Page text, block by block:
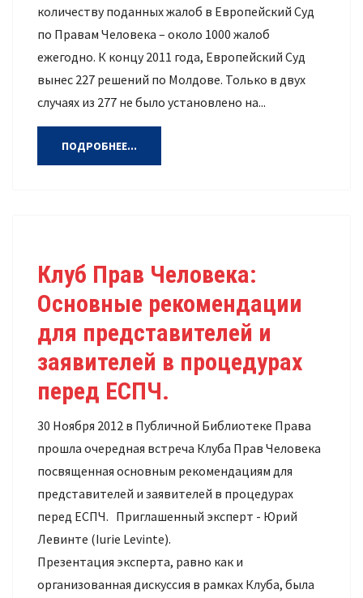
количеству поданных жалоб в Европейский Суд
по Правам Человека – около 1000 жалоб
ежегодно. К концу 2011 года, Европейский Суд
вынес 227 решений по Молдове. Только в двух
случаях из 277 не было установлено на...
ПОДРОБНЕЕ...
Клуб Прав Человека:
Основные рекомендации
для представителей и
заявителей в процедурах
перед ЕСПЧ.
30 Ноября 2012 в Публичной Библиотеке Права
прошла очередная встреча Клуба Прав Человека
посвященная основным рекомендациям для
представителей и заявителей в процедурах
перед ЕСПЧ. Приглашенный эксперт - Юрий
Левинте (Iurie Levinte).
Презентация эксперта, равно как и
организованная дискуссия в рамках Клуба, была